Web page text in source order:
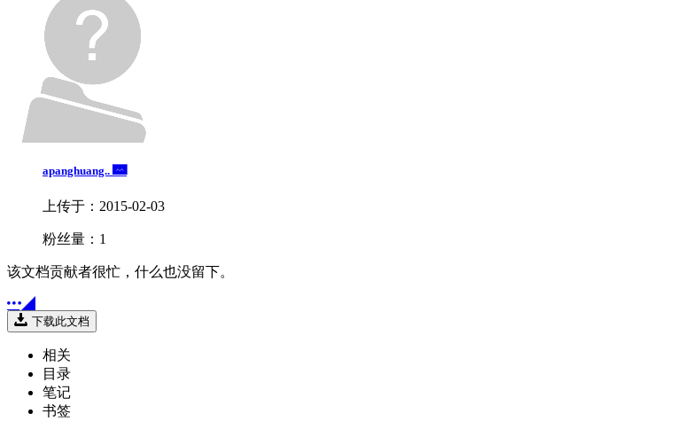
apanghuang.. 
上传于：2015-02-03
粉丝量：1
该文档贡献者很忙，什么也没留下。

 下载此文档
相关
目录
笔记
书签